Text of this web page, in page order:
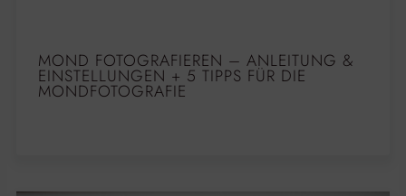
MOND FOTOGRAFIEREN – ANLEITUNG &
EINSTELLUNGEN + 5 TIPPS FÜR DIE
MONDFOTOGRAFIE